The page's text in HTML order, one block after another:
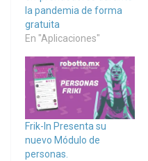
la pandemia de forma
gratuita
En "Aplicaciones"
Frik-In Presenta su
nuevo Módulo de
personas.